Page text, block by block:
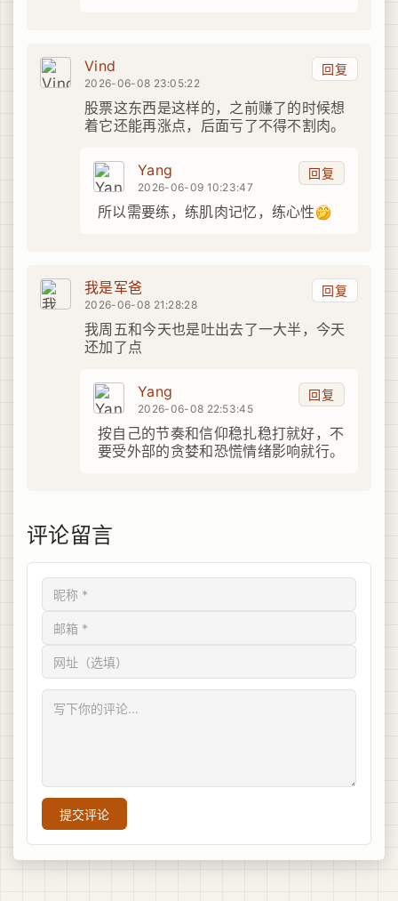
回复
Vind
2026-06-08 23:05:22
股票这东西是这样的，之前赚了的时候想
着它还能再涨点，后面亏了不得不割肉。
回复
Yang
2026-06-09 10:23:47
所以需要练，练肌肉记忆，练心性
回复
我是军爸
2026-06-08 21:28:28
我周五和今天也是吐出去了一大半，今天
还加了点
回复
Yang
2026-06-08 22:53:45
按自己的节奏和信仰稳扎稳打就好，不
要受外部的贪婪和恐慌情绪影响就行。
评论留言
提交评论